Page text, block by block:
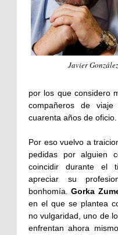
Javier
por los que considero
compañeros de
cuarenta años de oficio.
Por eso vuelvo a
pedidas por alguien
coincidir durante el
apreciar su
bonhomía.Gorka
en el que se plantea
no vulgaridad, uno de
enfrentan ahora